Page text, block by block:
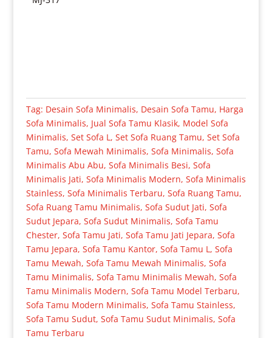
Tag: Desain Sofa Minimalis, Desain Sofa Tamu, Harga
Sofa Minimalis, Jual Sofa Tamu Klasik, Model Sofa
Minimalis, Set Sofa L, Set Sofa Ruang Tamu, Set Sofa
Tamu, Sofa Mewah Minimalis, Sofa Minimalis, Sofa
Minimalis Abu Abu, Sofa Minimalis Besi, Sofa
Minimalis Jati, Sofa Minimalis Modern, Sofa Minimalis
Stainless, Sofa Minimalis Terbaru, Sofa Ruang Tamu,
Sofa Ruang Tamu Minimalis, Sofa Sudut Jati, Sofa
Sudut Jepara, Sofa Sudut Minimalis, Sofa Tamu
Chester, Sofa Tamu Jati, Sofa Tamu Jati Jepara, Sofa
Tamu Jepara, Sofa Tamu Kantor, Sofa Tamu L, Sofa
Tamu Mewah, Sofa Tamu Mewah Minimalis, Sofa
Tamu Minimalis, Sofa Tamu Minimalis Mewah, Sofa
Tamu Minimalis Modern, Sofa Tamu Model Terbaru,
Sofa Tamu Modern Minimalis, Sofa Tamu Stainless,
Sofa Tamu Sudut, Sofa Tamu Sudut Minimalis, Sofa
Tamu Terbaru